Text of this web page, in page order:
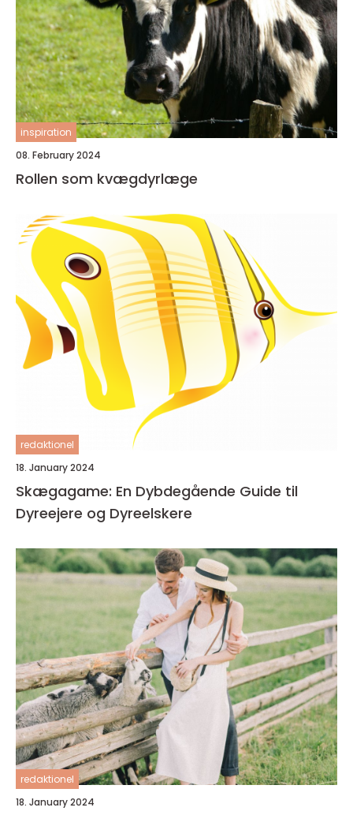
inspiration
08. February 2024
Rollen som kvægdyrlæge
redaktionel
18. January 2024
Skægagame: En Dybdegående Guide til
Dyreejere og Dyreelskere
redaktionel
18. January 2024